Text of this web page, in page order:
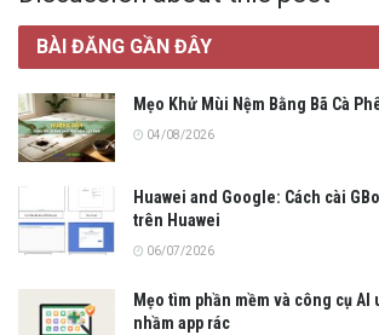
BÀI ĐĂNG GẦN ĐÂY
Mẹo Khử Mùi Nệm Bằng Bã Cà
04/08/2026
Huawei and Google: Cách cài
trên Huawei
06/07/2026
Mẹo tìm phần mềm và công cụ
nhầm app rác